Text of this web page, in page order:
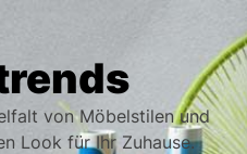
von Möbelstilen und
Look für Ihr Zuhause.